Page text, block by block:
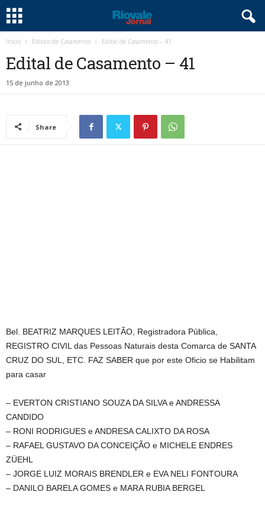
Início Editais de Casamento Edital de Casamento – 41
Edital de Casamento – 41
15 de junho de 2013
Share
Bel. BEATRIZ MARQUES LEITÃO, Registradora Pública,
REGISTRO CIVIL das Pessoas Naturais desta Comarca de SANTA
CRUZ DO SUL, ETC. FAZ SABER que por este Oficio se Habilitam
para casar
– EVERTON CRISTIANO SOUZA DA SILVA e ANDRESSA
CANDIDO
– RONI RODRIGUES e ANDRESA CALIXTO DA ROSA
– RAFAEL GUSTAVO DA CONCEIÇÃO e MICHELE ENDRES
ZÜEHL
– JORGE LUIZ MORAIS BRENDLER e EVA NELI FONTOURA
– DANILO BARELA GOMES e MARA RUBIA BERGEL